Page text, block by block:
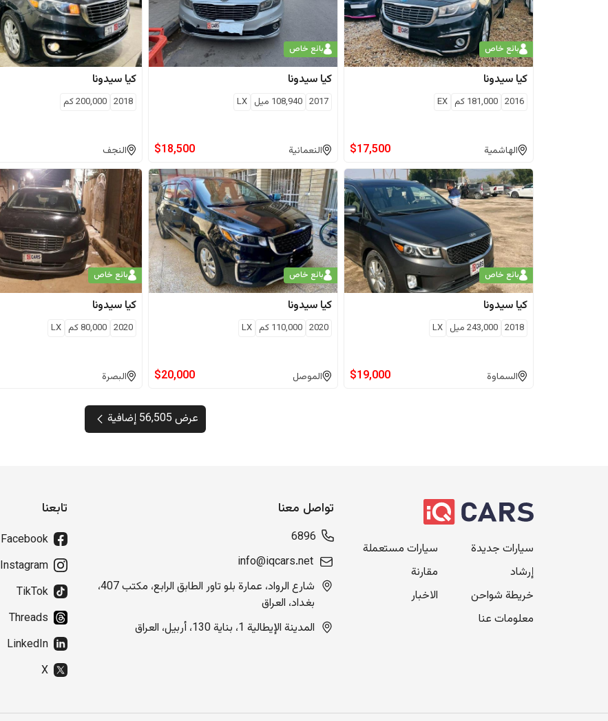
بائع خاص
كيا سيدونا
2016
181,000 كم EX
الهاشمية $17,500
بائع خاص
كيا سيدونا
2017
108,940 ميل LX
النعمانية $18,500
كيا سيدونا
2018
200,000كم
النجف
بائع خاص
كيا سيدونا
2018
243,000 ميل LX
السماوة $19,000
بائع خاص
كيا سيدونا
2020
110,000 كم LX
الموصل $20,000
بائع خاص
كيا سيدونا
2020
80,000كم LX
البصرة
عرض 56,505 إضافية
سيارات جديدة
سيارات مستعملة
إرشاد
مقارنة
خريطة شواحن
الاخبار
معلومات عنا
تواصل معنا
6896
info@iqcars.net
شارع الرواد، عمارة بلو تاور الطابق الرابع، مكتب 407،
بغداد، العراق
المدينة الإيطالية 1، بناية 130، أربيل، العراق
تابعنا
Facebook
Instagram
TikTok
Threads
LinkedIn
X